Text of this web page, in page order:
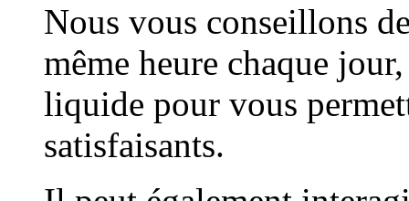
Nous vous conseillons
même heure chaque
liquide pour vous
satisfaisants.